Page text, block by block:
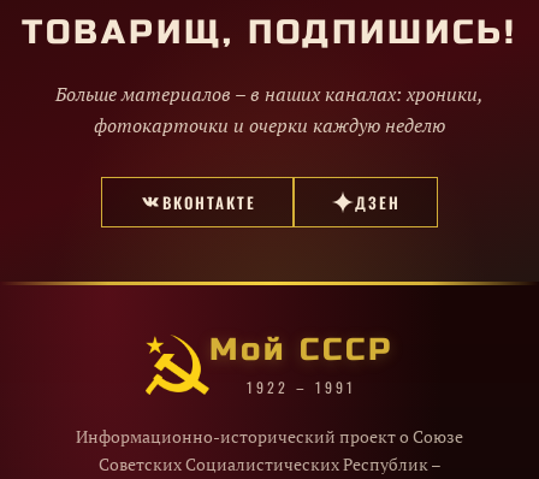
ТОВАРИЩ, ПОДПИШИСЬ!
Больше материалов – в наших каналах: хроники,
фотокарточки и очерки каждую неделю
ВКОНТАКТЕ ДЗЕН
Мой СССР
1922 – 1991
Информационно-исторический проект о Союзе
Советских Социалистических Республик –